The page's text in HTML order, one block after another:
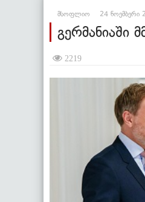
მსოფლიო 24 ნოემბერი
გერმანიაში
2219